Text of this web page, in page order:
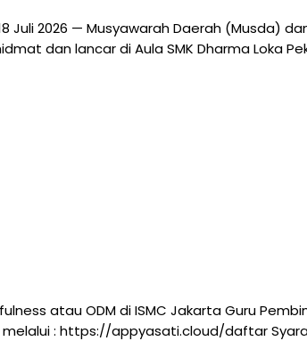
Juli 2026 — Musyawarah Daerah (Musda)
dan lancar di Aula SMK Dharma Loka
atau ODM di ISMC Jakarta Guru
melalui : https://appyasati.cloud/daftar